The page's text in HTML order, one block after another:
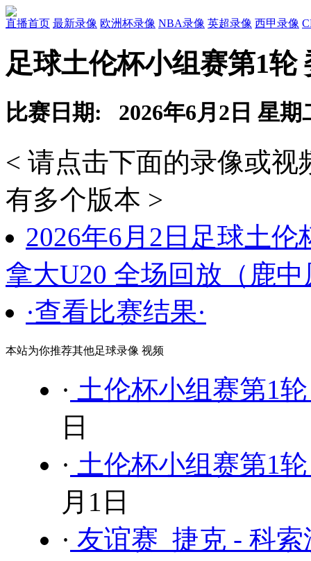
直播首页 最新录像 欧洲杯录像 NBA录像 英超录像 西甲录像
足球土伦杯小组赛第1
比赛日期: 2026年6月2日 星期
< 请点击下面的录像或
有多个版本 >
2026年6月2日足球土
拿大U20 全场回放（鹿中
·查看比赛结果·
本站为你推荐其他足球录像 视频
· 土伦杯小组赛第1
日
· 土伦杯小组赛第1
月1日
· 友谊赛 捷克 - 科